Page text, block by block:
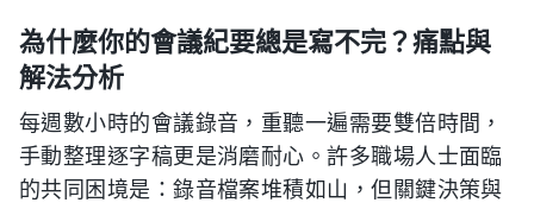
為什麼你的會議紀要總是寫不完？痛點與
解法分析
每週數小時的會議錄音，重聽一遍需要雙倍時間，
手動整理逐字稿更是消磨耐心。許多職場人士面臨
的共同困境是：錄音檔案堆積如山，但關鍵決策與